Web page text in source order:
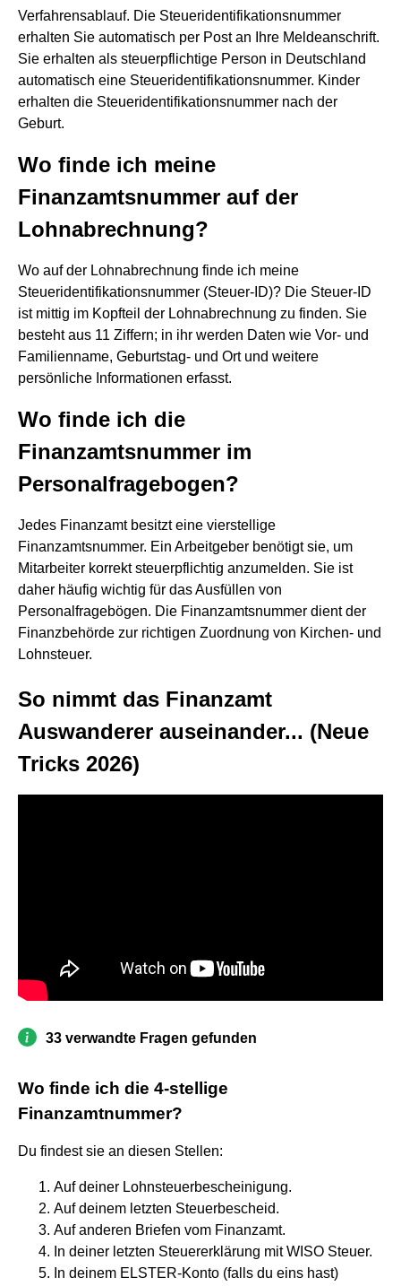
Verfahrensablauf. Die Steueridentifikationsnummer
erhalten Sie automatisch per Post an Ihre Meldeanschrift.
Sie erhalten als steuerpflichtige Person in Deutschland
automatisch eine Steueridentifikationsnummer. Kinder
erhalten die Steueridentifikationsnummer nach der
Geburt.
Wo finde ich meine
Finanzamtsnummer auf der
Lohnabrechnung?
Wo auf der Lohnabrechnung finde ich meine
Steueridentifikationsnummer (Steuer-ID)? Die Steuer-ID
ist mittig im Kopfteil der Lohnabrechnung zu finden. Sie
besteht aus 11 Ziffern; in ihr werden Daten wie Vor- und
Familienname, Geburtstag- und Ort und weitere
persönliche Informationen erfasst.
Wo finde ich die
Finanzamtsnummer im
Personalfragebogen?
Jedes Finanzamt besitzt eine vierstellige
Finanzamtsnummer. Ein Arbeitgeber benötigt sie, um
Mitarbeiter korrekt steuerpflichtig anzumelden. Sie ist
daher häufig wichtig für das Ausfüllen von
Personalfragebögen. Die Finanzamtsnummer dient der
Finanzbehörde zur richtigen Zuordnung von Kirchen- und
Lohnsteuer.
So nimmt das Finanzamt
Auswanderer auseinander... (Neue
Tricks 2026)
33 verwandte Fragen gefunden
Wo finde ich die 4-stellige
Finanzamtnummer?
Du findest sie an diesen Stellen:
Auf deiner Lohnsteuerbescheinigung.
Auf deinem letzten Steuerbescheid.
Auf anderen Briefen vom Finanzamt.
In deiner letzten Steuererklärung mit WISO Steuer.
In deinem ELSTER-Konto (falls du eins hast)